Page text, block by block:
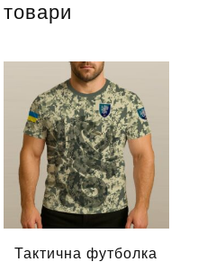
Тактична футболка